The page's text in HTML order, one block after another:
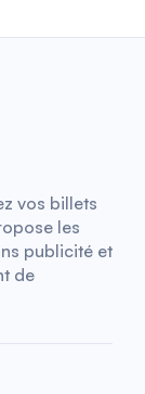
vos billets
les
publicité et
de